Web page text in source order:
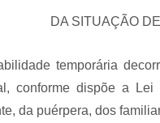
DA SITUAÇÃO
temporária
conforme dispõe a
da puérpera, dos